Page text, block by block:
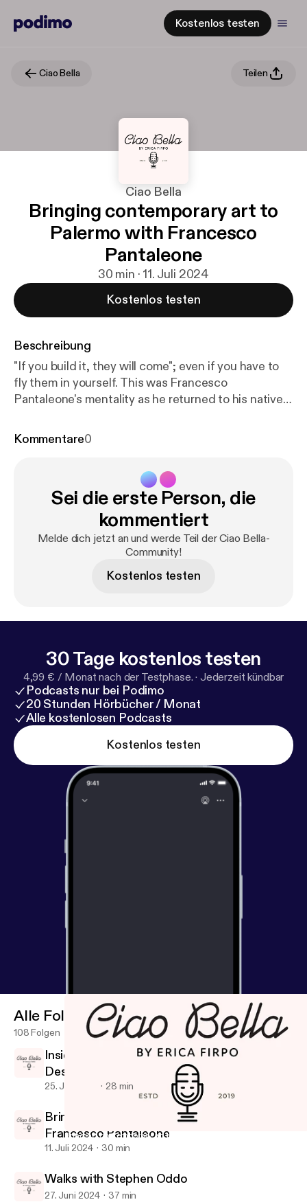
Kostenlos testen
Ciao Bella Teilen
Ciao Bella
Bringing contemporary art to
Palermo with Francesco
Pantaleone
30 min · 11. Juli 2024
Kostenlos testen
Beschreibung
"If you build it, they will come"; even if you have to
fly them in yourself. This was Francesco
Pantaleone's mentality as he returned to his native
city's first contemporary art gallery. In this episode,
in Palermo For show notes and more visit Ciao Bella
https://ciaobella.co/podcast] INSTAGRAM:
http://www.instagram.com/ericafirpo
TWITTER @moscerina [http://www.twitter.com/mo
Kommentare0
Sei die erste Person, die
kommentiert
Melde dich jetzt an und werde Teil der Ciao Bella-
Community!
Kostenlos testen
30 Tage kostenlos testen
4,99 € / Monat nach der Testphase. · Jederzeit kündbar
Podcasts nur bei Podimo
20 Stunden Hörbücher / Monat
Alle kostenlosen Podcasts
Kostenlos testen
Bringing contemporary art to Palermo with Francesco
Ciao Bella
Alle Folgen
108 Folgen
Inside Federica Formilli Fendi's Vintage
Design Oasis
25. Juli 2024 28 min
Bringing contemporary art to Palermo with
Francesco Pantaleone
11. Juli 2024 30 min
Walks with Stephen Oddo
27. Juni 2024 37 min